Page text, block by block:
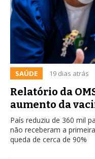
SAÚDE 19 dias atrás
Relatório da
aumento da
País reduziu de 360 mil
não receberam a
queda de cerca de 90%